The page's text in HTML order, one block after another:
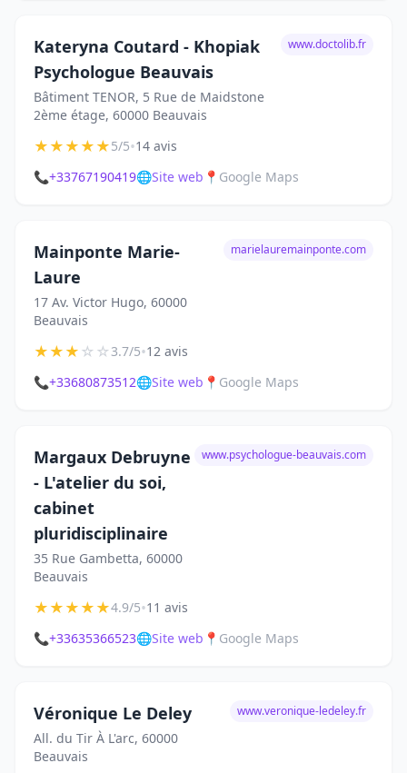
Kateryna Coutard - Khopiak
Psychologue Beauvais
Bâtiment TENOR, 5 Rue de Maidstone
2ème étage, 60000 Beauvais
www.doctolib.fr
★★★★★5/5•14 avis
📞+33767190419🌐Site web 📍 Google Maps
Mainponte Marie-
Laure
17 Av. Victor Hugo, 60000
Beauvais
marielauremainponte.com
★★★☆☆3.7/5•12 avis
📞+33680873512🌐Site web 📍 Google Maps
Margaux Debruyne
- L'atelier du soi,
cabinet
pluridisciplinaire
35 Rue Gambetta, 60000
Beauvais
www.psychologue-beauvais.com
★★★★★4.9/5•11 avis
📞+33635366523🌐Site web 📍 Google Maps
Véronique Le Deley
All. du Tir À L'arc, 60000
Beauvais
www.veronique-ledeley.fr